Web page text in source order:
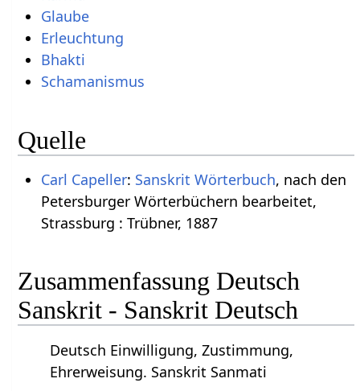
Glaube
Erleuchtung
Bhakti
Schamanismus
Quelle
Carl Capeller: Sanskrit Wörterbuch, nach den
Petersburger Wörterbüchern bearbeitet,
Strassburg : Trübner, 1887
Zusammenfassung Deutsch
Sanskrit - Sanskrit Deutsch
Deutsch Einwilligung, Zustimmung,
Ehrerweisung. Sanskrit Sanmati